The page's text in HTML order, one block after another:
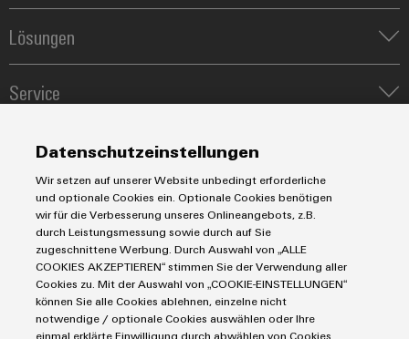
Reihenklemmen
Leiterplattensteckverbinder & Leiterplattenklemmen
Blitz- und Überspannungsschutz
Steuerungen
Lösungen
Automatisierung
Energiemanagement-Lösungen
E-Mobility
Smart Cabinet Building
Workplace Solutions
Service
Modifizierte und bestückte Gehäuse
Fast Delivery Service
Connectivity Consulting
Weidmüller Configurator
Engineering-Daten
eShop
Märkte
Maschinen und Fabrikautomation
Energie
Transport
Gerätehersteller
Prozess
Distribution
IIoT Partner Netzwerk
Datenschutzerklärung
Impressum
E-Mail Kontakte
Cookie Richtlinie
Datenschutzeinstellungen
Wir setzen auf unserer Website unbedingt erforderliche
und optionale Cookies ein. Optionale Cookies benötigen
wir für die Verbesserung unseres Onlineangebots, z.B.
durch Leistungsmessung sowie durch auf Sie
zugeschnittene Werbung. Durch Auswahl von „ALLE
COOKIES AKZEPTIEREN“ stimmen Sie der Verwendung aller
Cookies zu. Mit der Auswahl von „COOKIE-EINSTELLUNGEN“
können Sie alle Cookies ablehnen, einzelne nicht
notwendige / optionale Cookies auswählen oder Ihre
einmal erklärte Einwilligung durch abwählen von Cookies